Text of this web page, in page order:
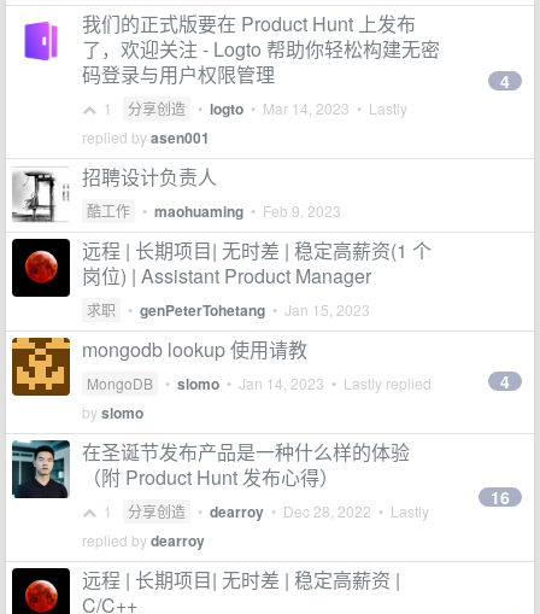
我们的正式版要在 Product Hunt 上发布
了，欢迎关注 - Logto 帮助你轻松构建无密
码登录与用户权限管理
1 分享创造 • logto • Mar 14, 2023 • Lastly
replied byasen001
4
招聘设计负责人
酷工作 • maohuaming • Feb 9, 2023
远程 | 长期项目| 无时差 | 稳定高薪资(1 个
岗位) | Assistant Product Manager
求职 • genPeterTohetang • Jan 15, 2023
mongodb lookup 使用请教
MongoDB • slomo • Jan 14, 2023 • Lastly replied
byslomo
4
在圣诞节发布产品是一种什么样的体验
（附 Product Hunt 发布心得）
1 分享创造 • dearroy • Dec 28, 2022 • Lastly
replied bydearroy
16
远程 | 长期项目| 无时差 | 稳定高薪资 |
C/C++